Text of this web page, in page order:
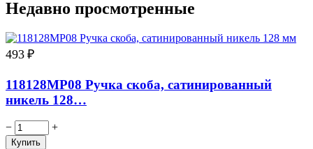
Недавно просмотренные
493 ₽
118128MP08 Ручка скоба, сатинированный
никель 128…
− +